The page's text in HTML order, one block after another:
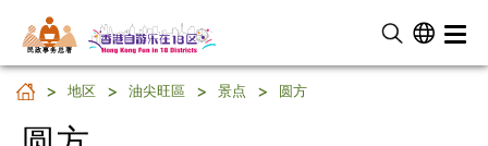
民 政 事 务 总 署
圆方
地区 油尖旺區 景点 圆方